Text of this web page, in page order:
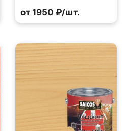
от 1950 ₽/шт.